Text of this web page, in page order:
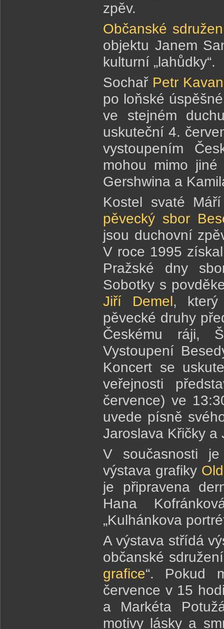
zpěv.
Občanské
objektu Janem
kulturní „lahůdky“.
Sochař Petr Kavan
po loňské
ve stejném
uskuteční 4.
vystoupením
mohou mimo
Gershwina a
Kostel svaté
pěvecký sbor
jsou duchovní
V roce 1995
Pražské dny
Sobotky s
Jiří Demel, který
pěvecké druhy
Českému ráji,
Vystoupení
Koncert se
veřejnosti
července) ve
uvede písně
Jaroslava Křičky a
V současnosti
výstava grafiky
je připravena
Hana
„Kulhánkova
A výstava střídá
občanské
grafice“. Pokud
července v 15
a Markéta
motivy lásky a